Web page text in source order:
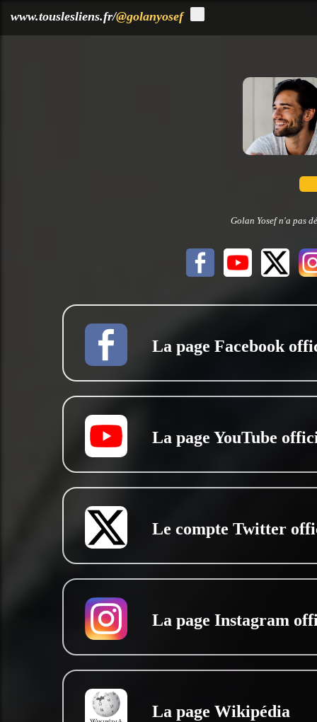
www.touslesliens.fr/@golanyosef
Golan Yosef n'a pas
La page Facebook
La page YouTube
Le compte Twitter
La page Instagram
La page Wikipédia